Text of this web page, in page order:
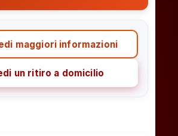
maggiori informazioni
un ritiro a domicilio